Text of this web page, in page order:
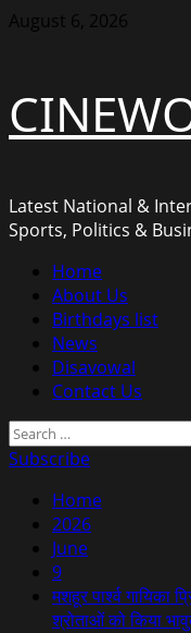
Skip
August 6, 2026
Latest National &
Sports, Politics &
Primary
Menu
Home
About Us
Birthdays list
News
Disavowal
Contact Us
Search
for:
Subscribe
Home
2026
June
9
मशहूर पार्श्व गायिका
श्रोताओं को किया